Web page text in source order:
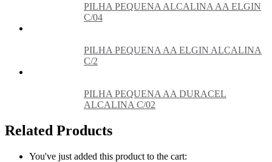
PILHA PEQUENA ALCALINA AA ELGIN
C/04
PILHA PEQUENA AA ELGIN ALCALINA
C/2
PILHA PEQUENA AA DURACEL
ALCALINA C/02
Related Products
You've just added this product to the cart: